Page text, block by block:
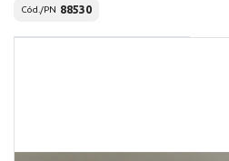
Cód./PN 88530